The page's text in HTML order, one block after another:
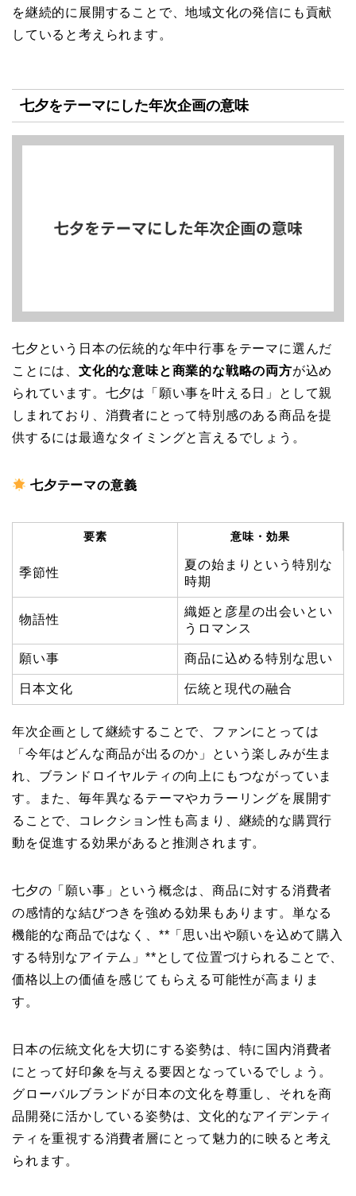
を継続的に展開することで、地域文化の発信にも貢献
していると考えられます。
七夕をテーマにした年次企画の意味
七夕という日本の伝統的な年中行事をテーマに選んだ
ことには、 文化的な意味と商業的な戦略の両方が込め
られています。七夕は「願い事を叶える日」として親
しまれており、消費者にとって特別感のある商品を提
供するには最適なタイミングと言えるでしょう。
七夕テーマの意義
要素 意味・効果
季節性
夏の始まりという特別な
時期
物語性
織姫と彦星の出会いとい
うロマンス
願い事 商品に込める特別な思い
日本文化 伝統と現代の融合
年次企画として継続することで、ファンにとっては
「今年はどんな商品が出るのか」という楽しみが生ま
れ、ブランドロイヤルティの向上にもつながっていま
す。また、毎年異なるテーマやカラーリングを展開す
ることで、コレクション性も高まり、継続的な購買行
動を促進する効果があると推測されます。
七夕の「願い事」という概念は、商品に対する消費者
の感情的な結びつきを強める効果もあります。単なる
機能的な商品ではなく、**「思い出や願いを込めて購入
する特別なアイテム」**として位置づけられることで、
価格以上の価値を感じてもらえる可能性が高まりま
す。
日本の伝統文化を大切にする姿勢は、特に国内消費者
にとって好印象を与える要因となっているでしょう。
グローバルブランドが日本の文化を尊重し、それを商
品開発に活かしている姿勢は、文化的なアイデンティ
ティを重視する消費者層にとって魅力的に映ると考え
られます。